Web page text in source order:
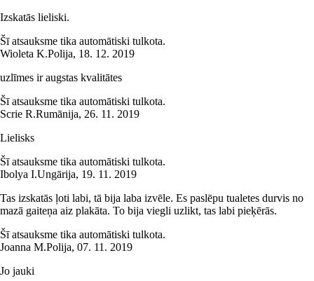
Izskatās lieliski.
Šī atsauksme tika automātiski tulkota.
Wioleta K.Polija, 18. 12. 2019
uzlīmes ir augstas kvalitātes
Šī atsauksme tika automātiski tulkota.
Scrie R.Rumānija, 26. 11. 2019
Lielisks
Šī atsauksme tika automātiski tulkota.
Ibolya I.Ungārija, 19. 11. 2019
Tas izskatās ļoti labi, tā bija laba izvēle. Es paslēpu tualetes durvis no
mazā gaiteņa aiz plakāta. To bija viegli uzlikt, tas labi pieķērās.
Šī atsauksme tika automātiski tulkota.
Joanna M.Polija, 07. 11. 2019
Jo jauki